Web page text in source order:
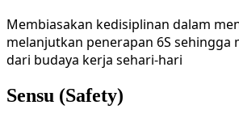
Membiasakan kedisiplinan dalam
melanjutkan penerapan 6S sehingga
dari budaya kerja sehari-hari
Sensu (Safety)